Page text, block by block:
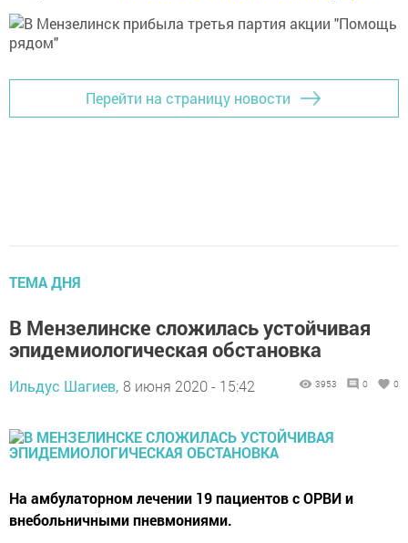
Перейти на страницу новости
ТЕМА ДНЯ
В Мензелинске сложилась устойчивая
эпидемиологическая обстановка
Ильдус Шагиев, 8 июня 2020 - 15:42 3953 0 0
На амбулаторном лечении 19 пациентов с ОРВИ и
внебольничными пневмониями.